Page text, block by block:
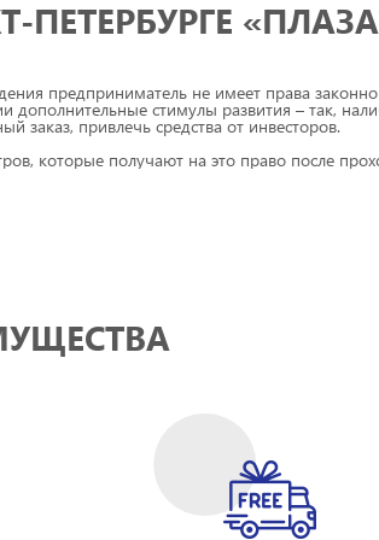
предприниматель не имеет права
стимулы развития – так,
заказ, привлечь средства от инвесторов.
которые получают на это право после
ЕАЭС, проводить лицензирование и
– они не вправе выдавать
ответственности за
в размере до миллиона рублей, а также